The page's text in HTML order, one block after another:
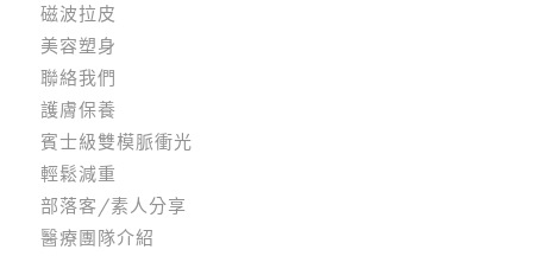
磁波拉皮
美容塑身
聯絡我們
護膚保養
賓士級雙模脈衝光
輕鬆減重
部落客/素人分享
醫療團隊介紹